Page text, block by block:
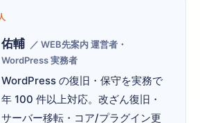
佑輔
／ WEB先案内 運営者・
WordPress 実務者
WordPress の復旧・保守を実務で
年 100 件以上対応。改ざん復旧・
サーバー移転・コア/プラグイン更